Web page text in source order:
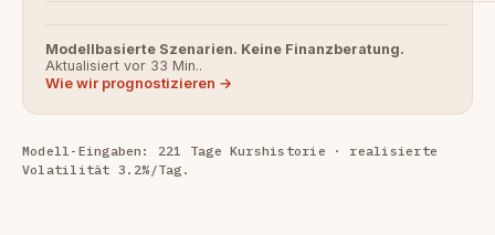
Modellbasierte Szenarien. Keine Finanzberatung.
Aktualisiert vor 33 Min..
Wie wir prognostizieren →
Modell-Eingaben: 221 Tage Kurshistorie · realisierte
Volatilität 3.2%/Tag.